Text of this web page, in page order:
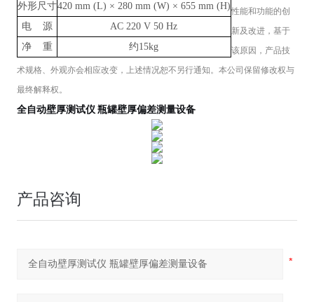
外形尺寸420 mm (L) × 280 mm (W) × 655 mm (H)
电 源
AC 220 V 50 Hz
净 重
约15kg
性能和功能的创
新及改进，基于
该原因，产品技
术规格、外观亦会相应改变，上述情况恕不另行通知。本公司保留修改权与
最终解释权。
全自动壁厚测试仪 瓶罐壁厚偏差测量设备
产品咨询